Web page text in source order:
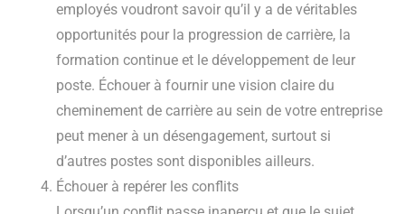
employés voudront savoir qu’il y a de véritables
opportunités pour la progression de carrière, la
formation continue et le développement de leur
poste. Échouer à fournir une vision claire du
cheminement de carrière au sein de votre entreprise
peut mener à un désengagement, surtout si
d’autres postes sont disponibles ailleurs.
Échouer à repérer les conflits